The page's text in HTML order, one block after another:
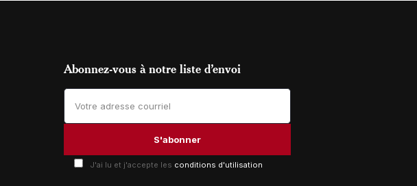
Abonnez-vous à notre liste d’envoi
J'ai lu et j'accepte les conditions d'utilisation